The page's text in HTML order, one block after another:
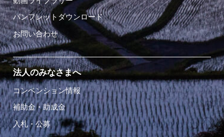
パンフレットダウンロード
お問い合わせ
法人のみなさまへ
コンベンション情報
補助金・助成金
入札・公募